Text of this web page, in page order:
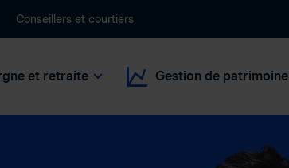
Conseillers et courtiers
et retraite Gestion de patrimoine